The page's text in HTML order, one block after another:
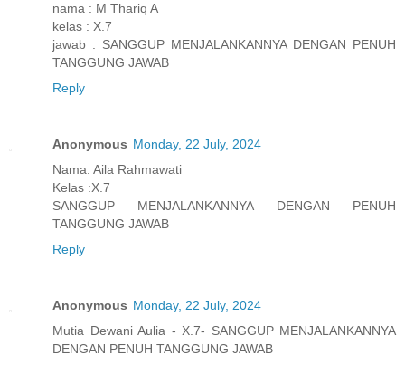
nama : M Thariq A
kelas : X.7
jawab : SANGGUP MENJALANKANNYA DENGAN PENUH
TANGGUNG JAWAB
Reply
Anonymous Monday, 22 July, 2024
Nama: Aila Rahmawati
Kelas :X.7
SANGGUP MENJALANKANNYA DENGAN PENUH
TANGGUNG JAWAB
Reply
Anonymous Monday, 22 July, 2024
Mutia Dewani Aulia - X.7- SANGGUP MENJALANKANNYA
DENGAN PENUH TANGGUNG JAWAB